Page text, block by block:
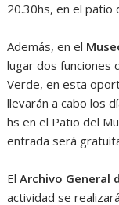
20.30hs, en el patio
Además, en el
lugar dos funciones
Verde, en esta
llevarán a cabo los
hs en el Patio del
entrada será
ElArchivo General
actividad se